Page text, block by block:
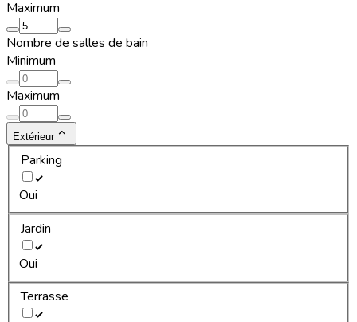
Maximum
Nombre de salles de bain
Minimum
Maximum
Extérieur
Parking
Oui
Jardin
Oui
Terrasse